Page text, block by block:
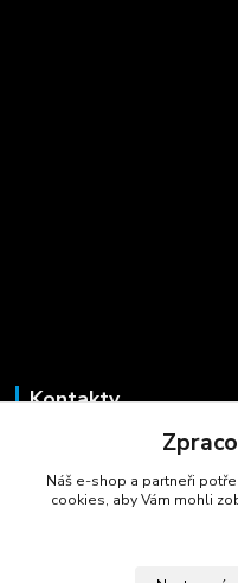
Kontakty
+420 723 725 881
(Po-Pá, 8-16 hod.)
Náš e-shop a partneři
cookies, aby Vám mohli